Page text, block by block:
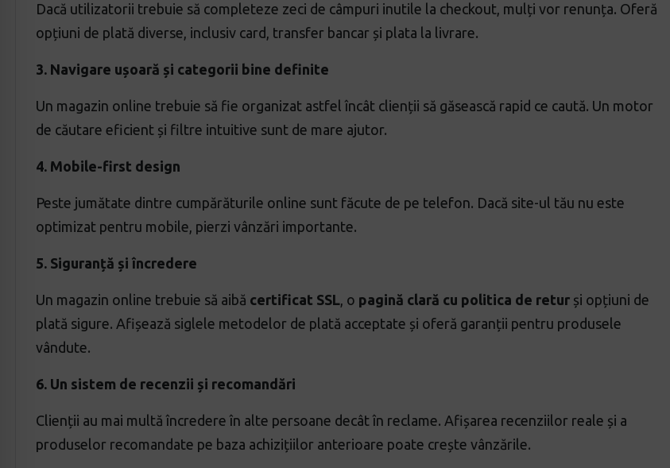
Dacă utilizatorii trebuie să completeze zeci de câmpuri inutile la checkout, mulți vor renunța. Oferă
opțiuni de plată diverse, inclusiv card, transfer bancar și plata la livrare.
3. Navigare ușoară și categorii bine definite
Un magazin online trebuie să fie organizat astfel încât clienții să găsească rapid ce caută. Un motor
de căutare eficient și filtre intuitive sunt de mare ajutor.
4. Mobile-first design
Peste jumătate dintre cumpărăturile online sunt făcute de pe telefon. Dacă site-ul tău nu este
optimizat pentru mobile, pierzi vânzări importante.
5. Siguranță și încredere
Un magazin online trebuie să aibă certificat SSL, o pagină clară cu politica de retur și opțiuni de
plată sigure. Afișează siglele metodelor de plată acceptate și oferă garanții pentru produsele
vândute.
6. Un sistem de recenzii și recomandări
Clienții au mai multă încredere în alte persoane decât în reclame. Afișarea recenziilor reale și a
produselor recomandate pe baza achizițiilor anterioare poate crește vânzările.